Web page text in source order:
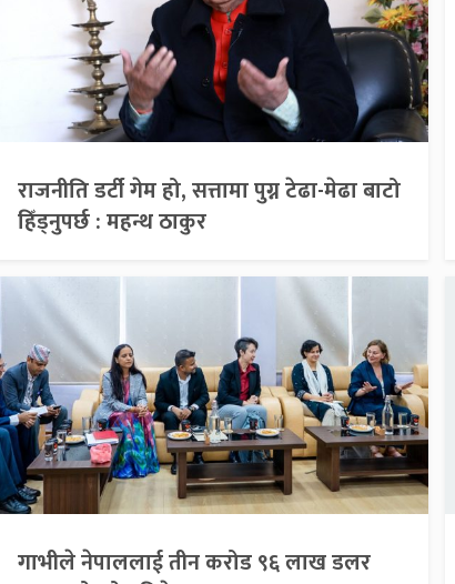
राजनीति डर्टी गेम हो, सत्तामा पुग्न टेढा-मेढा बाटो
हिँड्नुपर्छ : महन्थ ठाकुर
गाभीले नेपाललाई तीन करोड ९६ लाख डलर